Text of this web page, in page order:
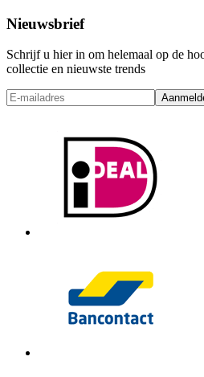
Nieuwsbrief
Schrijf u hier in om helemaal op de
collectie en nieuwste trends